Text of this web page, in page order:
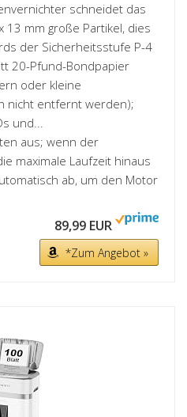
schneidet das
13 mm große Partikel, dies
der Sicherheitsstufe P-4
20-Pfund-Bondpapier
oder kleine
nicht entfernt werden);
und...
aus; wenn der
maximale Laufzeit hinaus
ab, um den Motor
89,99 EUR
*Zum Angebot »